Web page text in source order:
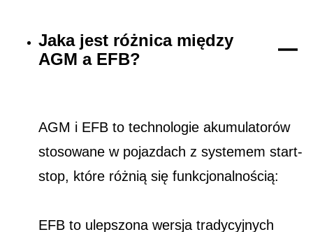
Jaka jest różnica między
AGM a EFB?
AGM i EFB to technologie akumulatorów
stosowane w pojazdach z systemem start-
stop, które różnią się funkcjonalnością:
EFB to ulepszona wersja tradycyjnych